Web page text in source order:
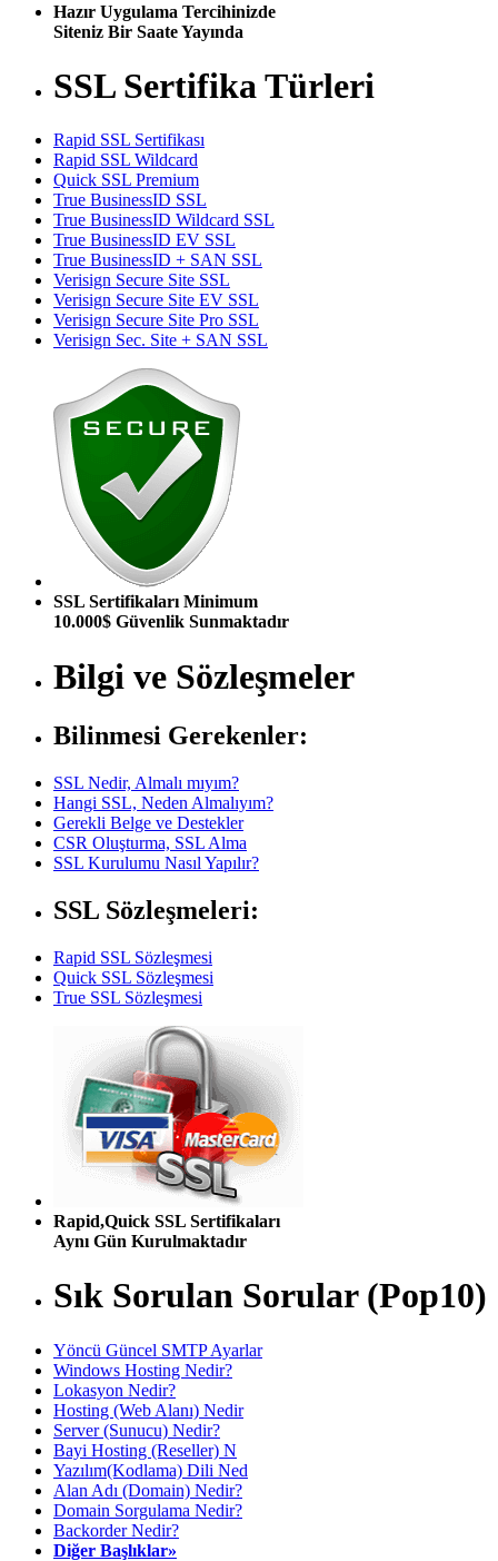
Hazır Uygulama Tercihinizde
Siteniz Bir Saate Yayında
SSL Sertifika Türleri
Rapid SSL Sertifikası
Rapid SSL Wildcard
Quick SSL Premium
True BusinessID SSL
True BusinessID Wildcard SSL
True BusinessID EV SSL
True BusinessID + SAN SSL
Verisign Secure Site SSL
Verisign Secure Site EV SSL
Verisign Secure Site Pro SSL
Verisign Sec. Site + SAN SSL
SSL Sertifikaları Minimum
10.000$ Güvenlik Sunmaktadır
Bilgi ve Sözleşmeler
Bilinmesi Gerekenler:
SSL Nedir, Almalı mıyım?
Hangi SSL, Neden Almalıyım?
Gerekli Belge ve Destekler
CSR Oluşturma, SSL Alma
SSL Kurulumu Nasıl Yapılır?
SSL Sözleşmeleri:
Rapid SSL Sözleşmesi
Quick SSL Sözleşmesi
True SSL Sözleşmesi
Rapid,Quick SSL Sertifikaları
Aynı Gün Kurulmaktadır
Sık Sorulan Sorular (Pop10)
Yöncü Güncel SMTP Ayarlar
Windows Hosting Nedir?
Lokasyon Nedir?
Hosting (Web Alanı) Nedir
Server (Sunucu) Nedir?
Bayi Hosting (Reseller) N
Yazılım(Kodlama) Dili Ned
Alan Adı (Domain) Nedir?
Domain Sorgulama Nedir?
Backorder Nedir?
Diğer Başlıklar»